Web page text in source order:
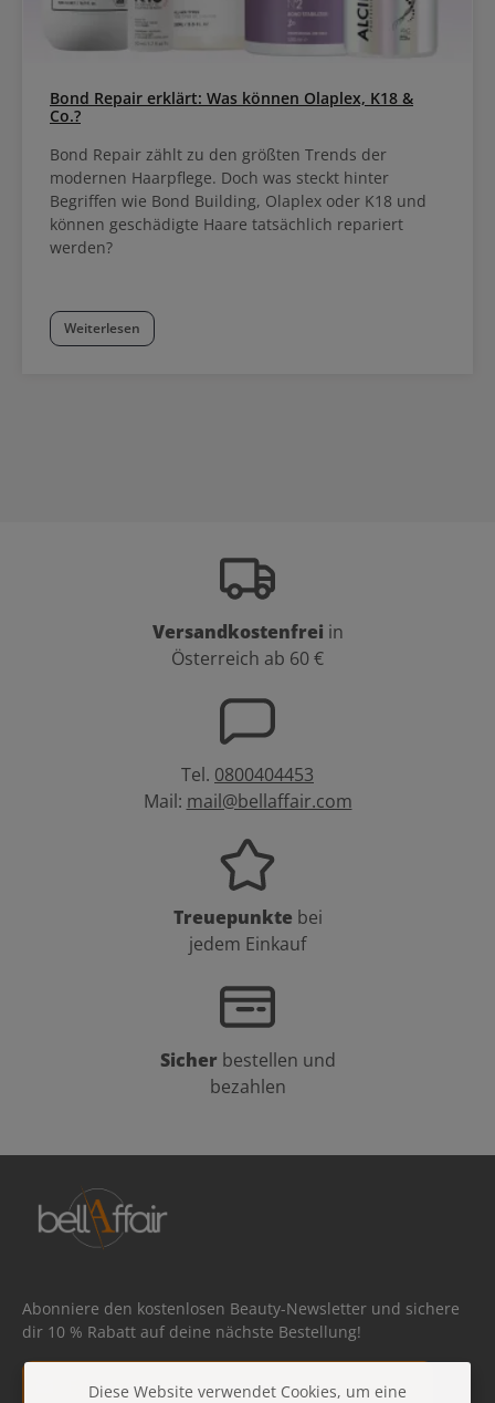
Bond Repair erklärt: Was können Olaplex, K18 &
Co.?
Bond Repair zählt zu den größten Trends der
modernen Haarpflege. Doch was steckt hinter
Begriffen wie Bond Building, Olaplex oder K18 und
können geschädigte Haare tatsächlich repariert
werden?
Weiterlesen
Versandkostenfrei in
Österreich ab 60 €
Tel. 0800404453
Mail: mail@bellaffair.com
Treuepunkte bei
jedem Einkauf
Sicher bestellen und
bezahlen
Abonniere den kostenlosen Beauty-Newsletter und sichere
dir 10 % Rabatt auf deine nächste Bestellung!
E-Mail-Adresse*
Diese Website verwendet Cookies, um eine